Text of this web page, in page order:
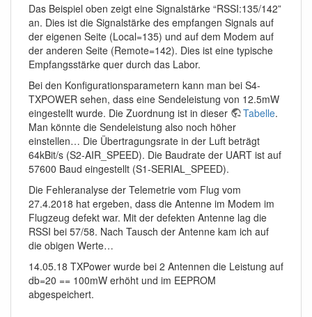
Das Beispiel oben zeigt eine Signalstärke “RSSI:135/142”
an. Dies ist die Signalstärke des empfangen Signals auf
der eigenen Seite (Local=135) und auf dem Modem auf
der anderen Seite (Remote=142). Dies ist eine typische
Empfangsstärke quer durch das Labor.
Bei den Konfigurationsparametern kann man bei S4-
TXPOWER sehen, dass eine Sendeleistung von 12.5mW
eingestellt wurde. Die Zuordnung ist in dieser
Tabelle.
Man könnte die Sendeleistung also noch höher
einstellen… Die Übertragungsrate in der Luft beträgt
64kBit/s (S2-AIR_SPEED). Die Baudrate der UART ist auf
57600 Baud eingestellt (S1-SERIAL_SPEED).
Die Fehleranalyse der Telemetrie vom Flug vom
27.4.2018 hat ergeben, dass die Antenne im Modem im
Flugzeug defekt war. Mit der defekten Antenne lag die
RSSI bei 57/58. Nach Tausch der Antenne kam ich auf
die obigen Werte…
14.05.18 TXPower wurde bei 2 Antennen die Leistung auf
db=20 == 100mW erhöht und im EEPROM
abgespeichert.